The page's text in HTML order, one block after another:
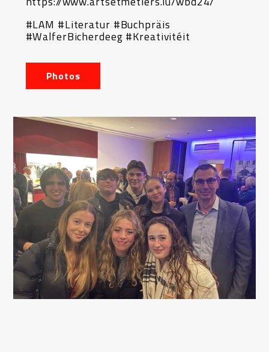
#LAM #Literatur #Buchpräis
#WalferBicherdeeg #Kreativitéit
Photos